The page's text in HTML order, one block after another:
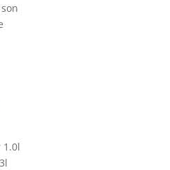
1.0l